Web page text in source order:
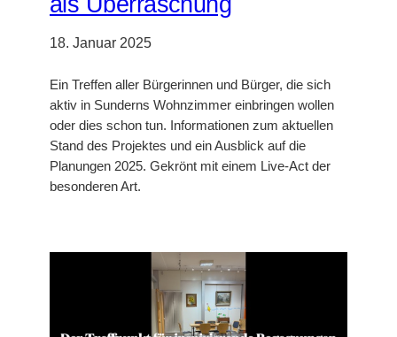
18. Januar 2025
Ein Treffen aller Bürgerinnen und Bürger, die sich
aktiv in Sunderns Wohnzimmer einbringen wollen
oder dies schon tun. Informationen zum aktuellen
Stand des Projektes und ein Ausblick auf die
Planungen 2025. Gekrönt mit einem Live-Act der
besonderen Art.